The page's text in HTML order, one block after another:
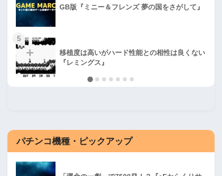
GB版『ミニー＆フレンズ 夢の国をさがして』
5
移植度は高いがハード性能との相性は良くない
『レミングス』
パチンコ機種・ピックアップ